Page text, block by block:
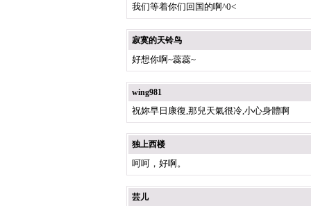
我们等着你们回国的啊^0<
寂寞的天铃鸟
好想你啊~蕊蕊~
wing981
祝妳早日康復,那兒天氣很冷,小心身體啊
独上西楼
呵呵，好啊。
芸儿